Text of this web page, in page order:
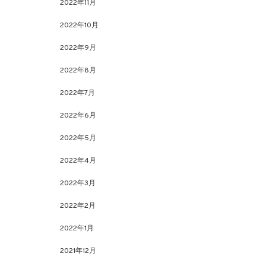
2022年11月
2022年10月
2022年9月
2022年8月
2022年7月
2022年6月
2022年5月
2022年4月
2022年3月
2022年2月
2022年1月
2021年12月